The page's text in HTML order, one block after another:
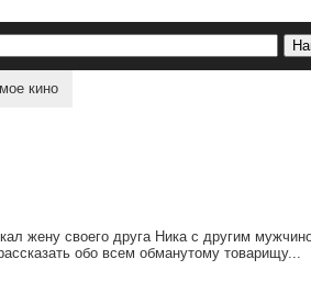
мое кино
жену своего друга Ника с другим
обо всем обманутому товарищу...